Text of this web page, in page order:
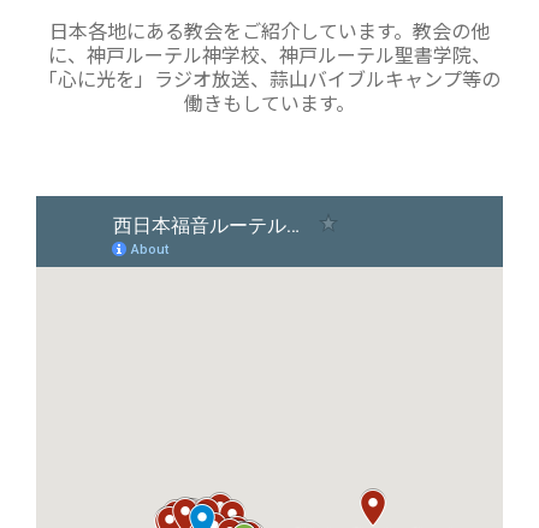
日本各地にある教会をご紹介しています。教会の他
に、神戸ルーテル神学校、神戸ルーテル聖書学院、
「心に光を」ラジオ放送、蒜山バイブルキャンプ等の
働きもしています。